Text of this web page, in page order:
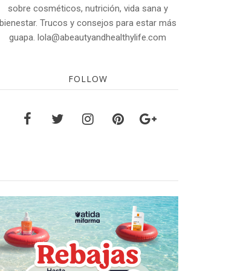
sobre cosméticos, nutrición, vida sana y
bienestar. Trucos y consejos para estar más
guapa. lola@abeautyandhealthylife.com
FOLLOW